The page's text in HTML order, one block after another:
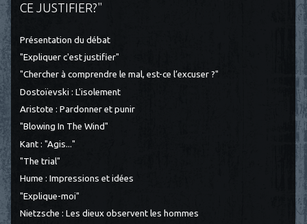
CE JUSTIFIER?"
Présentation du débat
"Expliquer c'est justifier"
"Chercher à comprendre le mal, est-ce l’excuser ?"
Dostoïevski : L'isolement
Aristote : Pardonner et punir
"Blowing In The Wind"
Kant : "Agis..."
"The trial"
Hume : Impressions et idées
"Explique-moi"
Nietzsche : Les dieux observent les hommes